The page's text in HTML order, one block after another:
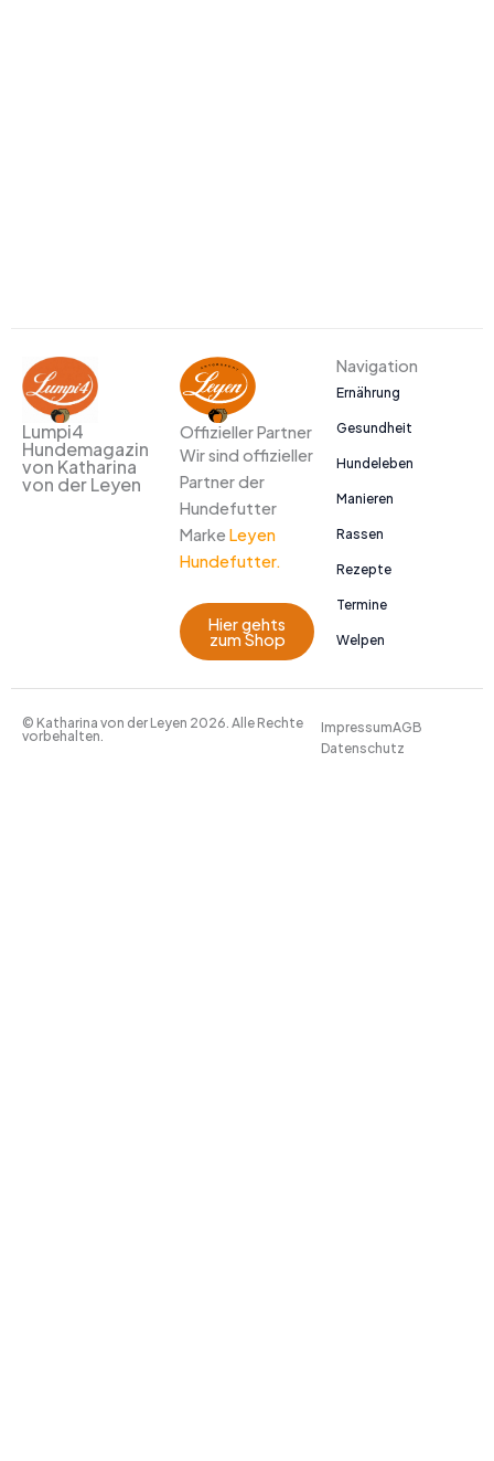
Lumpi4
Hundemagazin
von Katharina
von der Leyen
Offizieller Partner
Wir sind offizieller
Partner der
Hundefutter
Marke Leyen
Hundefutter.
Hier gehts
zum Shop
Navigation
Ernährung
Gesundheit
Hundeleben
Manieren
Rassen
Rezepte
Termine
Welpen
© Katharina von der Leyen 2026. Alle Rechte
vorbehalten.
ImpressumAGB
Datenschutz